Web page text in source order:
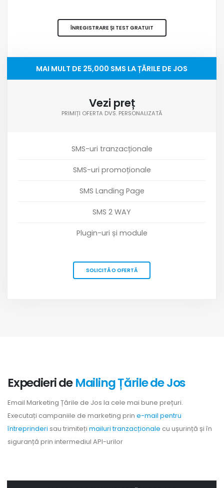
ÎNREGISTRARE ȘI TEST GRATUIT
MAI MULT DE 25,000 SMS LA ȚĂRILE DE JOS
Vezi preț
PRIMIȚI OFERTA DVS. PERSONALIZATĂ
SMS-uri tranzacționale
SMS-uri promoționale
SMS Landing Page
SMS 2 WAY
Plugin-uri și module
SOLICITĂ O OFERTĂ
Expedieri deMailing Țările de Jos
Email Marketing Țările de Jos la cele mai bune prețuri.
Executați campaniile de marketing prin e-mail pentru
întreprinderi sau trimiteți mailuri tranzacționale cu ușurință și în
siguranță prin intermediul API-urilor